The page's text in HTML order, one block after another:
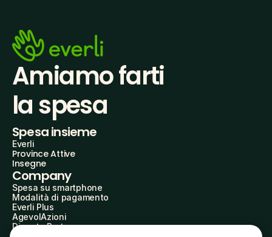
Amiamo farti
la spesa
Spesa insieme
Everli
Province Attive
Insegne
Company
Spesa su smartphone
Modalità di pagamento
Everli Plus
AgevolAzioni
Diventa Partner